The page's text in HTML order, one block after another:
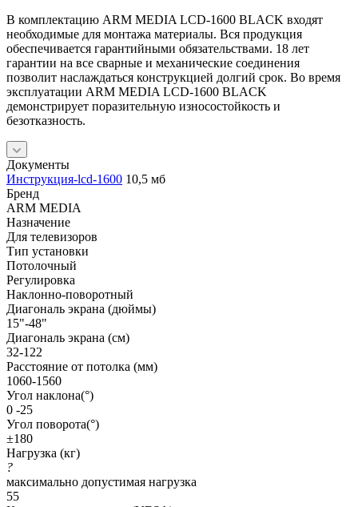
В комплектацию ARM MEDIA LCD-1600 BLACK входят
необходимые для монтажа материалы. Вся продукция
обеспечивается гарантийными обязательствами. 18 лет
гарантии на все сварные и механические соединения
позволит наслаждаться конструкцией долгий срок. Во время
эксплуатации ARM MEDIA LCD-1600 BLACK
демонстрирует поразительную износостойкость и
безотказность.
Документы
Инструкция-lcd-1600 10,5 мб
Бренд
ARM MEDIA
Назначение
Для телевизоров
Тип установки
Потолочный
Регулировка
Наклонно-поворотный
Диагональ экрана (дюймы)
15"-48"
Диагональ экрана (см)
32-122
Расстояние от потолка (мм)
1060-1560
Угол наклона(°)
0 -25
Угол поворота(°)
±180
Нагрузка (кг)
?
максимально допустимая нагрузка
55